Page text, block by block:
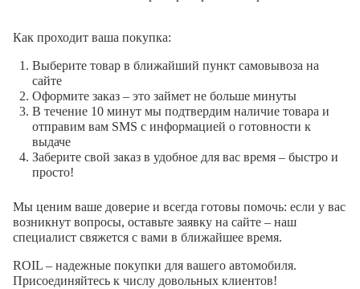
Как проходит ваша покупка:
Выберите товар в ближайший пункт самовывоза на
сайте
Оформите заказ – это займет не больше минуты
В течение 10 минут мы подтвердим наличие товара и
отправим вам SMS с информацией о готовности к
выдаче
Заберите свой заказ в удобное для вас время – быстро и
просто!
Мы ценим ваше доверие и всегда готовы помочь: если у вас
возникнут вопросы, оставьте заявку на сайте – наш
специалист свяжется с вами в ближайшее время.
ROIL – надежные покупки для вашего автомобиля.
Присоединяйтесь к числу довольных клиентов!